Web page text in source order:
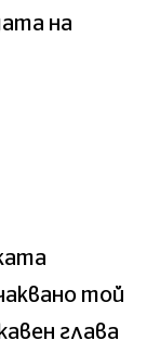
на
той
глава